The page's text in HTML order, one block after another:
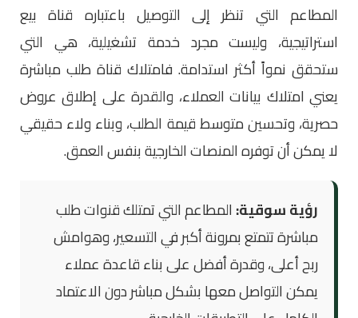
المطاعم التي تنظر إلى التوصيل باعتباره قناة بيع
استراتيجية، وليست مجرد خدمة تشغيلية، هي التي
ستحقق نمواً أكثر استدامة. فامتلاك قناة طلب مباشرة
يعني امتلاك بيانات العملاء، والقدرة على إطلاق عروض
حصرية، وتحسين متوسط قيمة الطلب، وبناء ولاء حقيقي
لا يمكن أن توفره المنصات الخارجية بنفس العمق.
رؤية سوقية: المطاعم التي تمتلك قنوات طلب
مباشرة تتمتع بمرونة أكبر في التسعير، وهوامش
ربح أعلى، وقدرة أفضل على بناء قاعدة عملاء
يمكن التواصل معها بشكل مباشر دون الاعتماد